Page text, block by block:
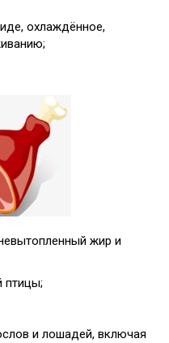
охлаждённое,
жир и
и лошадей, включая